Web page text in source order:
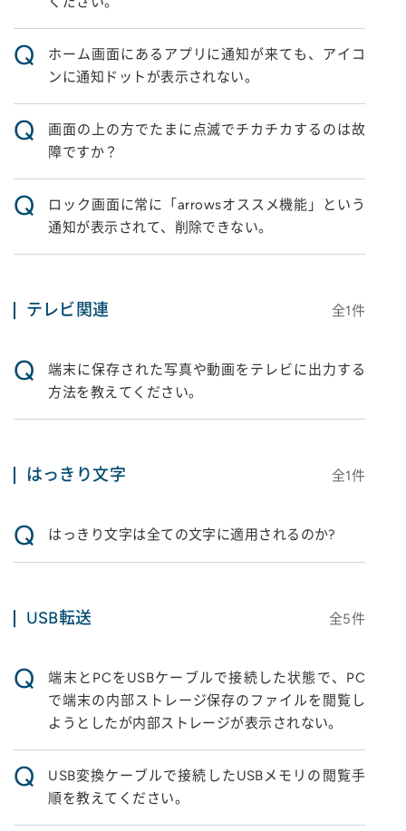
Q
ホーム画面にあるアプリに通知が来ても、アイコ
ンに通知ドットが表示されない。
Q
画面の上の方でたまに点滅でチカチカするのは故
障ですか？
Q
ロック画面に常に「arrowsオススメ機能」という
通知が表示されて、削除できない。
テレビ関連 全1件
Q
端末に保存された写真や動画をテレビに出力する
方法を教えてください。
はっきり文字 全1件
Q はっきり文字は全ての文字に適用されるのか?
USB転送 全5件
Q
端末とPCをUSBケーブルで接続した状態で、PC
で端末の内部ストレージ保存のファイルを閲覧し
ようとしたが内部ストレージが表示されない。
Q
USB変換ケーブルで接続したUSBメモリの閲覧手
順を教えてください。